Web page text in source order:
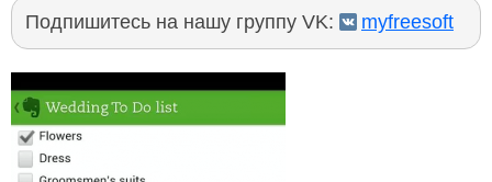
Подпишитесь на нашу группу VK: myfreesoft